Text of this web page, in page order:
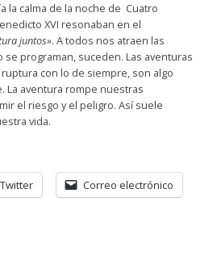
la calma de la noche de Cuatro
XVI resonaban en el
juntos». A todos nos atraen las
se programan, suceden. Las aventuras
con lo de siempre, son algo
aventura rompe nuestras
el riesgo y el peligro. Así suele
vida.
Twitter Correo electrónico